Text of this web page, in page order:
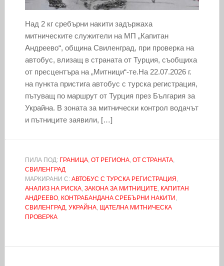
Над 2 кг сребърни накити задържаха
митническите служители на МП „Капитан
Андреево“, община Свиленград, при проверка на
автобус, влизащ в страната от Турция, съобщиха
от пресцентъра на „Митници“-те.На 22.07.2026 г.
на пункта пристига автобус с турска регистрация,
пътуващ по маршрут от Турция през България за
Украйна. В зоната за митнически контрол водачът
и пътниците заявили, […]
ПИЛА ПОД: ГРАНИЦА, ОТ РЕГИОНА, ОТ СТРАНАТА,
СВИЛЕНГРАД
МАРКИРАНИ С: АВТОБУС С ТУРСКА РЕГИСТРАЦИЯ ,
АНАЛИЗ НА РИСКА, ЗАКОНА ЗА МИТНИЦИТЕ, КАПИТАН
АНДРЕЕВО, КОНТРАБАНДАНА СРЕБЪРНИ НАКИТИ ,
СВИЛЕНГРАД, УКРАЙНА, ЩАТЕЛНА МИТНИЧЕСКА
ПРОВЕРКА